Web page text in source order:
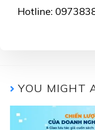
Hotline:
YOU MIGHT